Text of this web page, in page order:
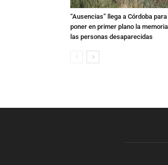
“Ausencias” llega a Córdoba para
poner en primer plano la
las personas desaparecidas